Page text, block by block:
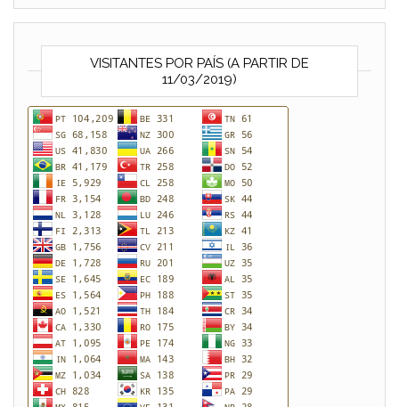
VISITANTES POR PAÍS (A PARTIR DE
11/03/2019)